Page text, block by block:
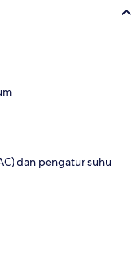
dan pengatur suhu